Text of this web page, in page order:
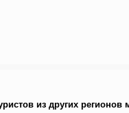
из других